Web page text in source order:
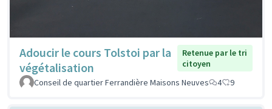
Adoucir le cours Tolstoi par la
végétalisation
Retenue par le tri
citoyen
Conseil de quartier Ferrandière Maisons Neuves
4 9